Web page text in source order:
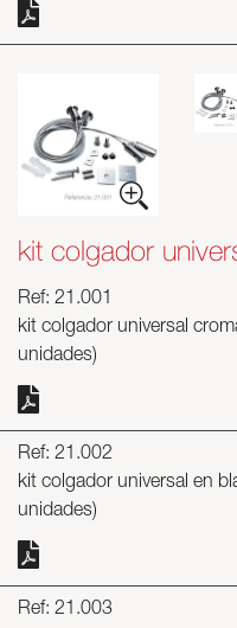
kit colgador
Ref: 21.001
kit colgador universal
unidades)
Ref: 21.002
kit colgador universal en
unidades)
Ref: 21.003